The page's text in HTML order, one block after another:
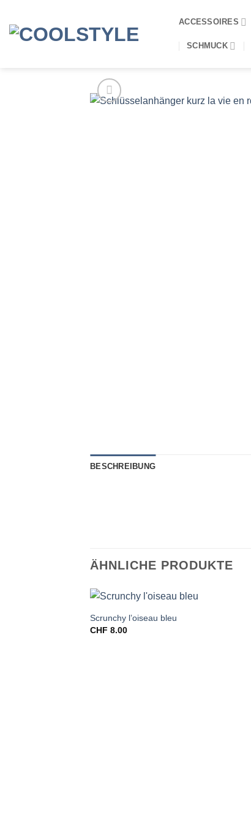
Inhalt
springen
ACCESSOIRES
SCHMUCK
BESCHREIBUNG
ÄHNLICHE PRODUKTE
Scrunchy l’oiseau bleu
CHF 8.00